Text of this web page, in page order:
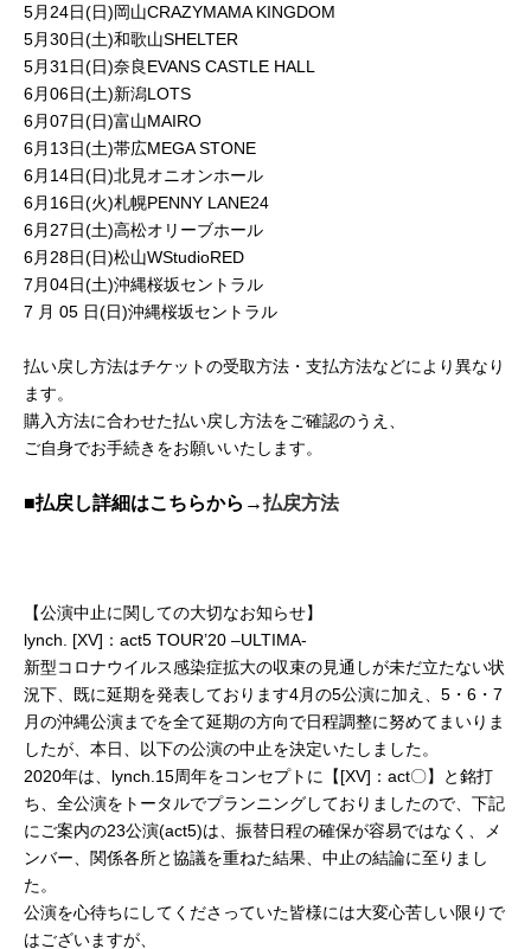
5月24日(日)岡山CRAZYMAMA KINGDOM
5月30日(土)和歌山SHELTER
5月31日(日)奈良EVANS CASTLE HALL
6月06日(土)新潟LOTS
6月07日(日)富山MAIRO
6月13日(土)帯広MEGA STONE
6月14日(日)北見オニオンホール
6月16日(火)札幌PENNY LANE24
6月27日(土)高松オリーブホール
6月28日(日)松山WStudioRED
7月04日(土)沖縄桜坂セントラル
7 月 05 日(日)沖縄桜坂セントラル
払い戻し方法はチケットの受取方法・支払方法などにより異なり
ます。
購入方法に合わせた払い戻し方法をご確認のうえ、
ご自身でお手続きをお願いいたします。
■払戻し詳細はこちらから→払戻方法
【公演中止に関しての大切なお知らせ】
lynch. [XV]：act5 TOUR’20 –ULTIMA-
新型コロナウイルス感染症拡大の収束の見通しが未だ立たない状
況下、既に延期を発表しております4月の5公演に加え、5・6・7
月の沖縄公演までを全て延期の方向で日程調整に努めてまいりま
したが、本日、以下の公演の中止を決定いたしました。
2020年は、lynch.15周年をコンセプトに【[XV]：act〇】と銘打
ち、全公演をトータルでプランニングしておりましたので、下記
にご案内の23公演(act5)は、振替日程の確保が容易ではなく、メ
ンバー、関係各所と協議を重ねた結果、中止の結論に至りまし
た。
公演を心待ちにしてくださっていた皆様には大変心苦しい限りで
はございますが、